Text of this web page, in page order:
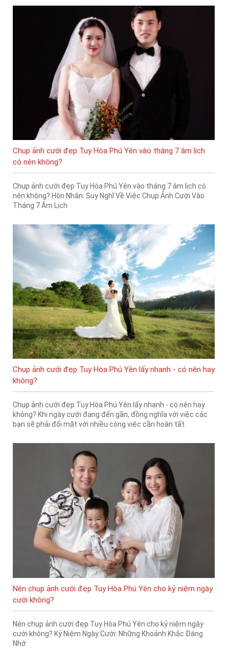
Chụp ảnh cưới đẹp Tuy Hòa Phú Yên vào tháng 7 âm lịch
có nên không?
Chụp ảnh cưới đẹp Tuy Hòa Phú Yên vào tháng 7 âm lịch có
nên không? Hôn Nhân: Suy Nghĩ Về Việc Chụp Ảnh Cưới Vào
Tháng 7 Âm Lịch
Chụp ảnh cưới đẹp Tuy Hòa Phú Yên lấy nhanh - có nên hay
không?
Chụp ảnh cưới đẹp Tuy Hòa Phú Yên lấy nhanh - có nên hay
không? Khi ngày cưới đang đến gần, đồng nghĩa với việc các
bạn sẽ phải đối mặt với nhiều công việc cần hoàn tất.
Nên chụp ảnh cưới đẹp Tuy Hòa Phú Yên cho kỷ niệm ngày
cưới không?
Nên chụp ảnh cưới đẹp Tuy Hòa Phú Yên cho kỷ niệm ngày
cưới không? Kỷ Niệm Ngày Cưới: Những Khoảnh Khắc Đáng
Nhớ